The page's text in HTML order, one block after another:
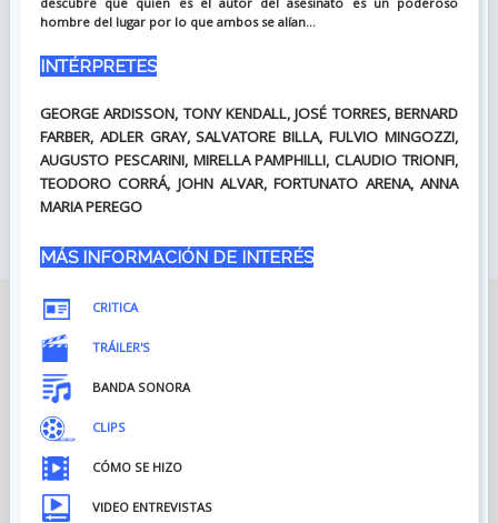
hombre del lugar por lo que ambos se alían...
INTÉRPRETES
GEORGE ARDISSON, TONY KENDALL, JOSÉ TORRES, BERNARD
FARBER, ADLER GRAY, SALVATORE BILLA, FULVIO MINGOZZI,
AUGUSTO PESCARINI, MIRELLA PAMPHILLI, CLAUDIO TRIONFI,
TEODORO CORRÁ, JOHN ALVAR, FORTUNATO ARENA, ANNA
MARIA PEREGO
MÁS INFORMACIÓN DE INTERÉS
CRITICA
TRÁILER'S
BANDA SONORA
CLIPS
CÓMO SE HIZO
VIDEO ENTREVISTAS